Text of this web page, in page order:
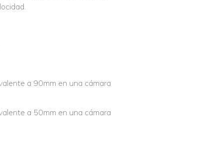
a 90mm en una cámara
a 50mm en una cámara